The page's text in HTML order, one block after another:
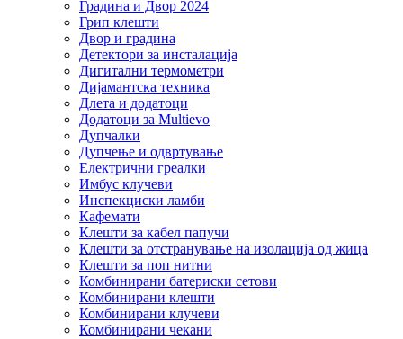
Градина и Двор 2024
Грип клешти
Двор и градина
Детектори за инсталација
Дигитални термометри
Дијамантска техника
Длета и додатоци
Додатоци за Multievo
Дупчалки
Дупчење и одвртување
Електрични греалки
Имбус клучеви
Инспекциски ламби
Кафемати
Клешти за кабел папучи
Клешти за отстранување на изолација од жица
Клешти за поп нитни
Комбинирани батериски сетови
Комбинирани клешти
Комбинирани клучеви
Комбинирани чекани